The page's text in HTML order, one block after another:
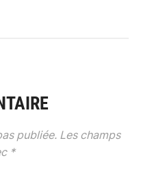
publiée. Les champs
*